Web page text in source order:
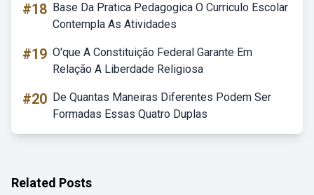
#18 Base Da Pratica Pedagogica O Curriculo Escolar
Contempla As Atividades
#19 O'que A Constituição Federal Garante Em
Relação A Liberdade Religiosa
#20 De Quantas Maneiras Diferentes Podem Ser
Formadas Essas Quatro Duplas
Related Posts